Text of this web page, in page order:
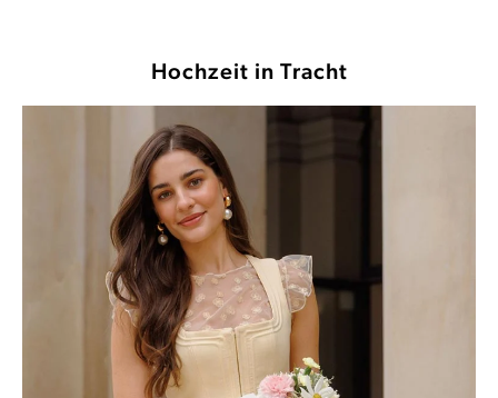
Hochzeit in Tracht